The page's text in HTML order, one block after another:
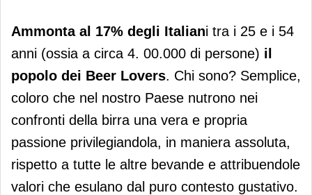
Chi ama la birra ama la vita
Ammonta al 17% degli Italiani tra i 25 e i 54
anni (ossia a circa 4. 00.000 di persone) il
popolo dei Beer Lovers. Chi sono? Semplice,
coloro che nel nostro Paese nutrono nei
confronti della birra una vera e propria
passione privilegiandola, in maniera assoluta,
rispetto a tutte le altre bevande e attribuendole
valori che esulano dal puro contesto gustativo.